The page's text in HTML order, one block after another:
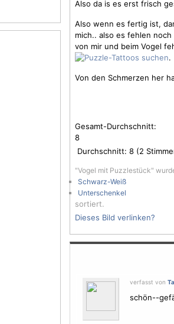
Also da is es erst frisch
Also wenn es fertig ist,
mich.. also es fehlen
von mir und beim Vogel
.
Von den Schmerzen her
Gesamt-Durchschnitt:
8
Durchschnitt: 8 (2
"Vogel mit Puzzlestück"
Schwarz-Weiß
Unterschenkel
sortiert.
Dieses Bild verlinken?
verfasst von
schön--